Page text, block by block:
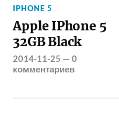
IPHONE 5
Apple IPhone 5
32GB Black
2014-11-25 —0
комментариев